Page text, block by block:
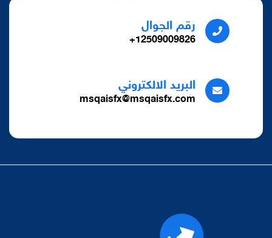
رقم الجوال
12509009826+
البريد الالكتروني
msqaisfx@msqaisfx.com